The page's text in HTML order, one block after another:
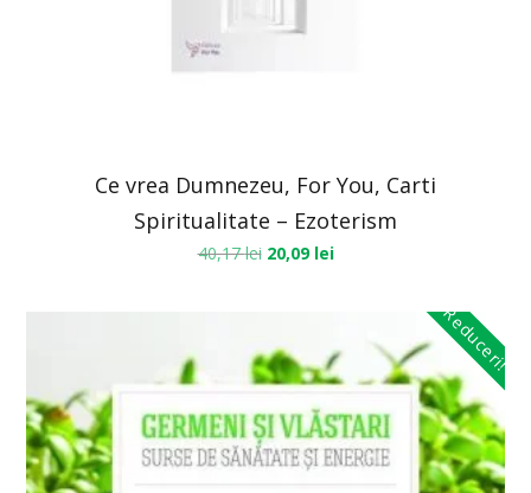
Ce vrea Dumnezeu, For You, Carti
Spiritualitate – Ezoterism
40,17lei 20,09 lei
Reduceri!